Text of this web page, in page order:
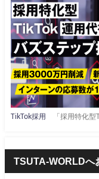
TikTok採用 「採用特化型
TSUTA-WORLDへ